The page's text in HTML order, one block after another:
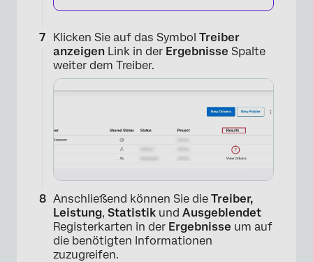
Klicken Sie auf das Symbol Treiber
anzeigen Link in der Ergebnisse Spalte
weiter dem Treiber.
Anschließend können Sie die Treiber,
Leistung, Statistik und Ausgeblendet
Registerkarten in der Ergebnisse um auf
die benötigten Informationen
zuzugreifen.